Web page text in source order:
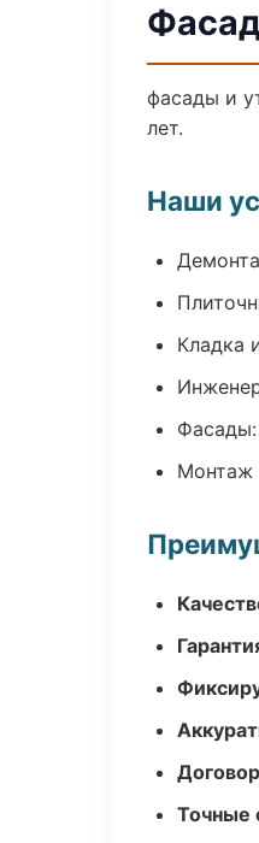
фасады и
лет.
Наши
Кладка
Фасады:
Монтаж
Точные